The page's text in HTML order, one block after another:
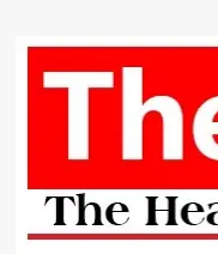
content